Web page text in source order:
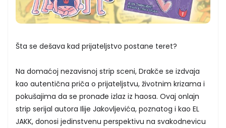
Šta se dešava kad prijateljstvo postane teret?
Na domaćoj nezavisnoj strip sceni, Drakče se izdvaja
kao autentična priča o prijateljstvu, životnim krizama i
pokušajima da se pronađe izlaz iz haosa. Ovaj onlajn
strip serijal autora Ilije Jakovljevića, poznatog i kao EL
JAKK, donosi jedinstvenu perspektivu na svakodnevicu